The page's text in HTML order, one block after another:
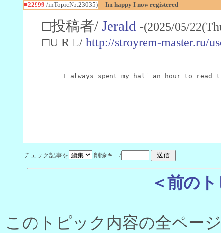
■22999 /inTopicNo.23035) Im happy I now registered
□投稿者/ Jerald -(2025/05/
□U R L/ http://stroyrem-master.ru/
I always spent my half an hour to
チェック記事を 削除キー/
＜前の
このトピック内容の全ペー